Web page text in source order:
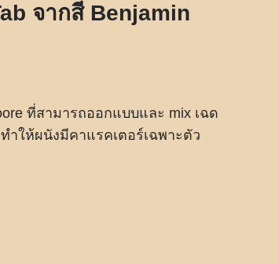
จากสี Benjamin
ที่สามารถออกแบบและ mix เฉด
ำให้ผนังมีคาแรคเตอร์เฉพาะตัว